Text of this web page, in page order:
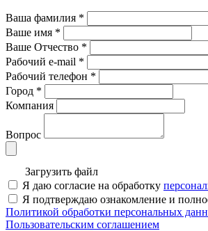
Ваша фамилия *
Ваше имя *
Ваше Отчество *
Рабочий e-mail *
Рабочий телефон *
Город *
Компания
Вопрос
Загрузить файл
Я даю согласие на обработку
Я подтверждаю ознакомление и
Политикой обработки персональных
Пользовательским соглашением